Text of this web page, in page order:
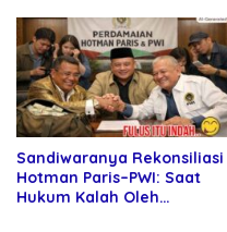
Sandiwaranya Rekonsiliasi
Hotman Paris–PWI: Saat
Hukum Kalah Oleh